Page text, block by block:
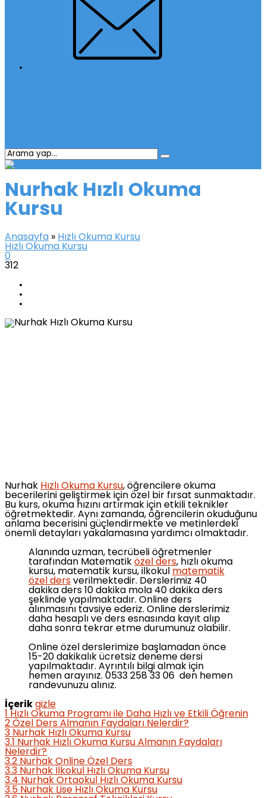
Nurhak Hızlı Okuma
Kursu
Anasayfa » Hızlı Okuma Kursu
Hızlı Okuma Kursu
0
312
Nurhak Hızlı Okuma Kursu, öğrencilere okuma
becerilerini geliştirmek için özel bir fırsat sunmaktadır.
Bu kurs, okuma hızını artırmak için etkili teknikler
öğretmektedir. Aynı zamanda, öğrencilerin okuduğunu
anlama becerisini güçlendirmekte ve metinlerdeki
önemli detayları yakalamasına yardımcı olmaktadır.
Alanında uzman, tecrübeli öğretmenler
tarafından Matematik özel ders, hızlı okuma
kursu, matematik kursu, ilkokul matematik
özel ders verilmektedir. Derslerimiz 40
dakika ders 10 dakika mola 40 dakika ders
şeklinde yapılmaktadır. Online ders
alınmasını tavsiye ederiz. Online derslerimiz
daha hesaplı ve ders esnasında kayıt alıp
daha sonra tekrar etme durumunuz olabilir.
Online özel derslerimize başlamadan önce
15-20 dakikalık ücretsiz deneme dersi
yapılmaktadır. Ayrıntılı bilgi almak için
hemen arayınız. 0533 258 33 06 den hemen
randevunuzu alınız.
İçerik gizle
Hızlı Okuma Programı ile Daha Hızlı ve Etkili Öğrenin
2 Özel Ders Almanın Faydaları Nelerdir?
3 Nurhak Hızlı Okuma Kursu
3.1
Nurhak Hızlı Okuma Kursu Almanın Faydaları
Nelerdir?
3.2 Nurhak Online Özel Ders
3.3 Nurhak İlkokul Hızlı Okuma Kursu
3.4 Nurhak Ortaokul Hızlı Okuma Kursu
3.5 Nurhak Lise Hızlı Okuma Kursu